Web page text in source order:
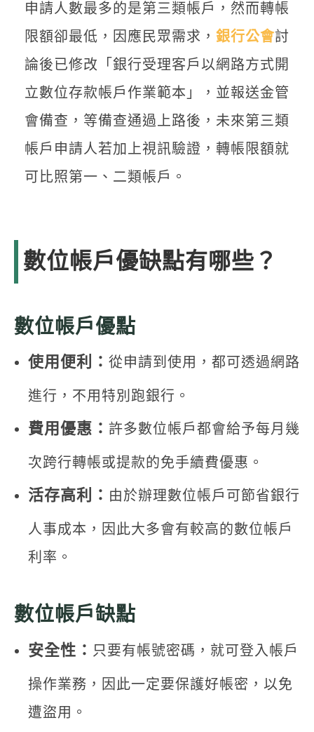
申請人數最多的是第三類帳戶，然而轉帳
限額卻最低，因應民眾需求， 銀行公會討
論後已修改「銀行受理客戶以網路方式開
立數位存款帳戶作業範本」，並報送金管
會備查，等備查通過上路後，未來第三類
帳戶申請人若加上視訊驗證，轉帳限額就
可比照第一、二類帳戶。
數位帳戶優缺點有哪些？
數位帳戶優點
使用便利： 從申請到使用，都可透過網路
進行，不用特別跑銀行。
費用優惠： 許多數位帳戶都會給予每月幾
次跨行轉帳或提款的免手續費優惠。
活存高利： 由於辦理數位帳戶可節省銀行
人事成本，因此大多會有較高的數位帳戶
利率。
數位帳戶缺點
安全性： 只要有帳號密碼，就可登入帳戶
操作業務，因此一定要保護好帳密，以免
遭盜用。